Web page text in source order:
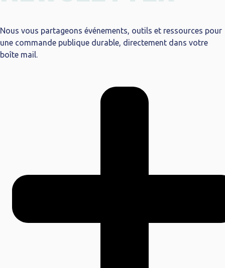
Nous vous partageons événements, outils et ressources pour
une commande publique durable, directement dans votre
boîte mail.